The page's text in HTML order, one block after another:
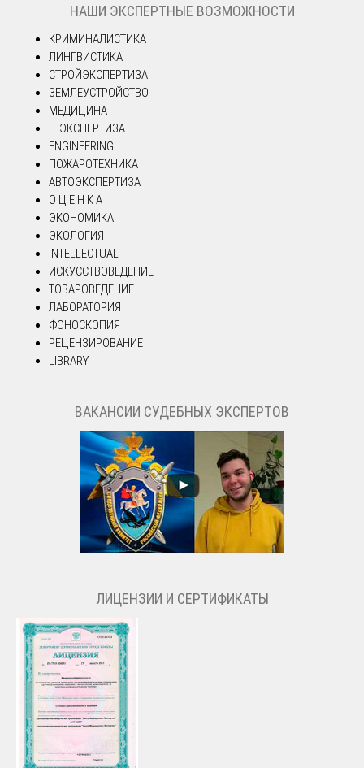
НАШИ ЭКСПЕРТНЫЕ ВОЗМОЖНОСТИ
КРИМИНАЛИСТИКА
ЛИНГВИСТИКА
СТРОЙЭКСПЕРТИЗА
ЗЕМЛЕУСТРОЙСТВО
МЕДИЦИНА
IT ЭКСПЕРТИЗА
ENGINEERING
ПОЖАРОТЕХНИКА
АВТОЭКСПЕРТИЗА
О Ц Е Н К А
ЭКОНОМИКА
ЭКОЛОГИЯ
INTELLECTUAL
ИСКУССТВОВЕДЕНИЕ
ТОВАРОВЕДЕНИЕ
ЛАБОРАТОРИЯ
ФОНОСКОПИЯ
РЕЦЕНЗИРОВАНИЕ
LIBRARY
ВАКАНСИИ СУДЕБНЫХ ЭКСПЕРТОВ
ЛИЦЕНЗИИ И СЕРТИФИКАТЫ